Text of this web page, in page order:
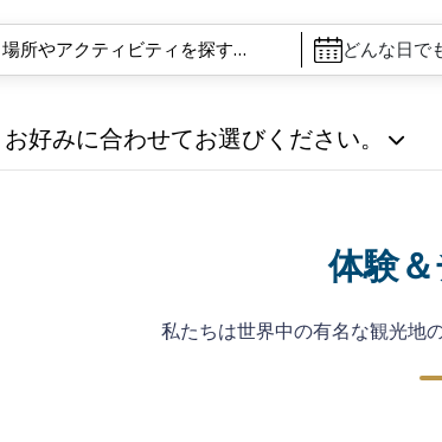
どんな日で
お好みに合わせてお選びください。
体験
私たちは世界中の有名な観光地